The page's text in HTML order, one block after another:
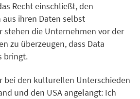
Recht einschließt, den
ihren Daten selbst
stehen die Unternehmen vor der
zu überzeugen, dass Data
bringt.
bei den kulturellen Unterschieden
und den USA angelangt: Ich